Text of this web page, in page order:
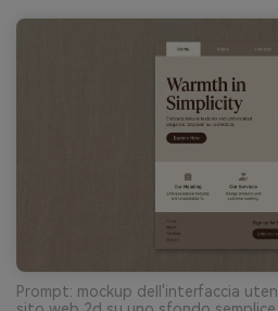
Prompt: mockup dell'interfaccia